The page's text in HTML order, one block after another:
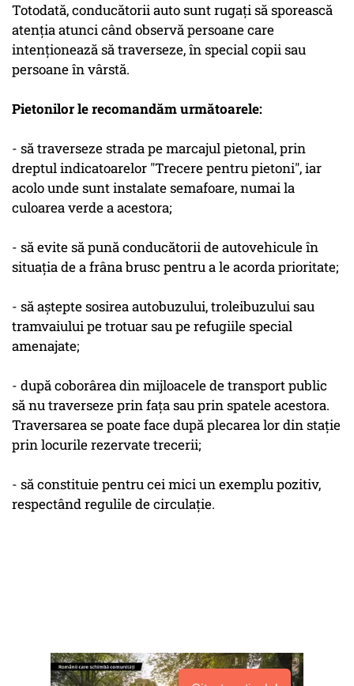
Totodată, conducătorii auto sunt rugaţi să sporească
atenţia atunci când observă persoane care
intenţionează să traverseze, în special copii sau
persoane în vârstă.
Pietonilor le recomandăm următoarele:
- să traverseze strada pe marcajul pietonal, prin
dreptul indicatoarelor "Trecere pentru pietoni", iar
acolo unde sunt instalate semafoare, numai la
culoarea verde a acestora;
- să evite să pună conducătorii de autovehicule în
situaţia de a frâna brusc pentru a le acorda prioritate;
- să aştepte sosirea autobuzului, troleibuzului sau
tramvaiului pe trotuar sau pe refugiile special
amenajate;
- după coborârea din mijloacele de transport public
să nu traverseze prin faţa sau prin spatele acestora.
Traversarea se poate face după plecarea lor din staţie
prin locurile rezervate trecerii;
- să constituie pentru cei mici un exemplu pozitiv,
respectând regulile de circulaţie.